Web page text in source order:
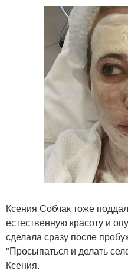
Ксения Собчак тоже
естественную красоту и
сделала сразу после
"Просыпаться и делать
Ксения.